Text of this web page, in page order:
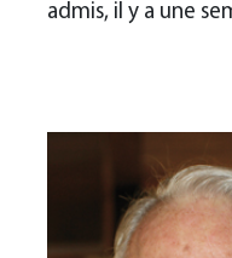
admis, il y a une